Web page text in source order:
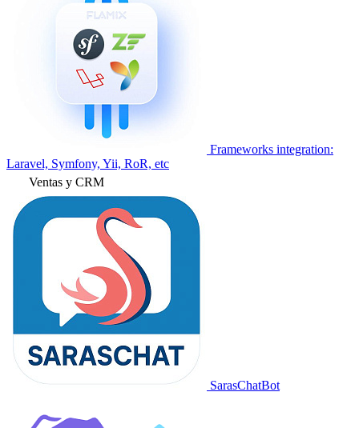
Frameworks integration:
Laravel, Symfony, Yii, RoR, etc
Ventas y CRM
SarasChatBot